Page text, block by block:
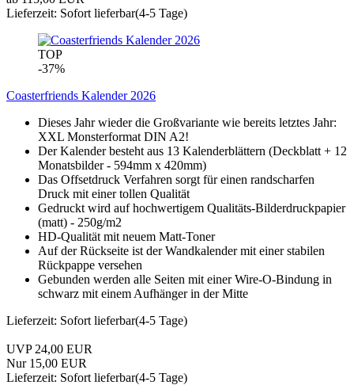
Lieferzeit: Sofort lieferbar(4-5 Tage)
TOP
-37%
Coasterfriends Kalender 2026
Dieses Jahr wieder die Großvariante wie bereits letztes Jahr:
XXL Monsterformat DIN A2!
Der Kalender besteht aus 13 Kalenderblättern (Deckblatt + 12
Monatsbilder - 594mm x 420mm)
Das Offsetdruck Verfahren sorgt für einen randscharfen
Druck mit einer tollen Qualität
Gedruckt wird auf hochwertigem Qualitäts-Bilderdruckpapier
(matt) - 250g/m2
HD-Qualität mit neuem Matt-Toner
Auf der Rückseite ist der Wandkalender mit einer stabilen
Rückpappe versehen
Gebunden werden alle Seiten mit einer Wire-O-Bindung in
schwarz mit einem Aufhänger in der Mitte
Lieferzeit: Sofort lieferbar(4-5 Tage)
UVP 24,00 EUR
Nur 15,00 EUR
Lieferzeit: Sofort lieferbar(4-5 Tage)